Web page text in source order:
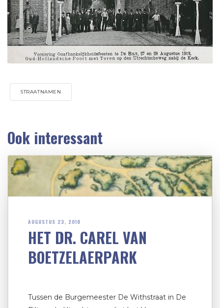
STRAATNAMEN
Ook interessant
AUGUSTUS 23, 2018
HET DR. CAREL VAN
BOETZELAERPARK
Tussen de Burgemeester De Withstraat in De